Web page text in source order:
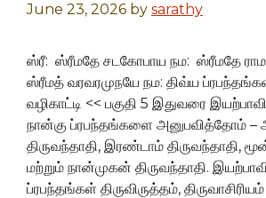
June 23, 2026 by sarathy
ஸ்ரீ: ஸ்ரீமதே சடகோபாய நம: ஸ்ரீமதே
ஸ்ரீமத் வரவரமுநயே நம: திவ்ய
வழிகாட்டி << பகுதி 5 இதுவரை
நான்கு ப்ரபந்தங்களை அனுபவித்தோம் –
திருவந்தாதி, இரண்டாம் திருவந்தாதி,
மற்றும் நான்முகன் திருவந்தாதி.
ப்ரபந்தங்கள் திருவிருத்தம்,